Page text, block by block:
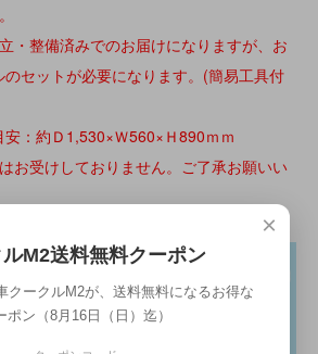
・整備済みでのお届けになりますが、お
セットが必要になります。(簡易工具付
：約Ｄ1,530×Ｗ560×Ｈ890ｍｍ
お受けしておりません。ご了承お願いい
なく変更になる場合がございます。
×
M2送料無料クーポン
クークルM2が、送料無料になるお得な
ポン（8月16日（日）迄）